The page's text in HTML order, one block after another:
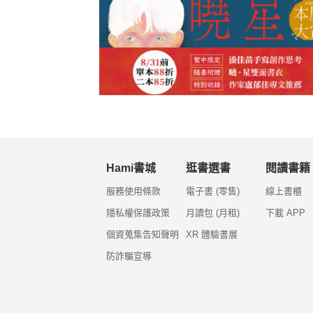
Hami書城
服務使用條款
隱私權保護政策
個資蒐集告知聲明
防詐騙宣導
逛書選書
電子書 (零售)
月讀包 (月租)
XR 體驗書展
閱讀書籍
線上書櫃
下載 APP